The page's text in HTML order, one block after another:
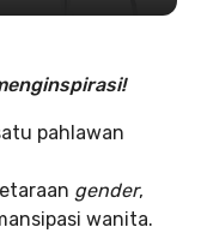
pahlawan
gender,
wanita.